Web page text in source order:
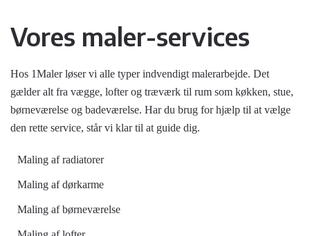
Vores maler-services
Hos 1Maler løser vi alle typer indvendigt malerarbejde. Det
gælder alt fra vægge, lofter og træværk til rum som køkken, stue,
børneværelse og badeværelse. Har du brug for hjælp til at vælge
den rette service, står vi klar til at guide dig.
Maling af radiatorer
Maling af dørkarme
Maling af børneværelse